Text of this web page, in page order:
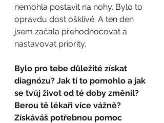
nemohla postavit na nohy. Bylo to
opravdu dost ošklivé. A ten den
jsem začala přehodnocovat a
nastavovat priority.
Bylo pro tebe důležité získat
diagnózu? Jak ti to pomohlo a jak
se tvůj život od té doby změnil?
Berou tě lékaři více vážně?
Získáváš potřebnou pomoc